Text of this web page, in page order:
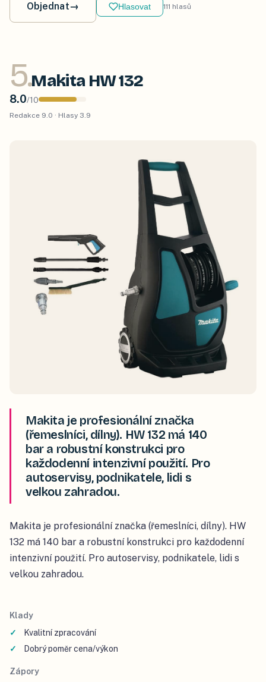
Objednat→ Hlasovat 111 hlasů
5.Makita HW 132
8.0/10
Redakce 9.0 · Hlasy 3.9
Makita je profesionální značka
(řemeslníci, dílny). HW 132 má 140
bar a robustní konstrukci pro
každodenní intenzivní použití. Pro
autoservisy, podnikatele, lidi s
velkou zahradou.
Makita je profesionální značka (řemeslníci, dílny). HW
132 má 140 bar a robustní konstrukci pro každodenní
intenzivní použití. Pro autoservisy, podnikatele, lidi s
velkou zahradou.
Klady
Kvalitní zpracování
Dobrý poměr cena/výkon
Zápory